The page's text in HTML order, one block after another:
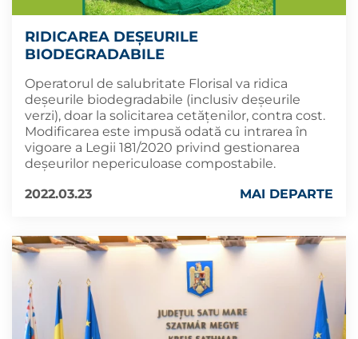
RIDICAREA DEȘEURILE
BIODEGRADABILE
Operatorul de salubritate Florisal va ridica
deșeurile biodegradabile (inclusiv deșeurile
verzi), doar la solicitarea cetățenilor, contra cost.
Modificarea este impusă odată cu intrarea în
vigoare a Legii 181/2020 privind gestionarea
deşeurilor nepericuloase compostabile.
2022.03.23
MAI DEPARTE